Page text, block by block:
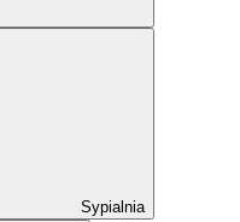
Sypialnia